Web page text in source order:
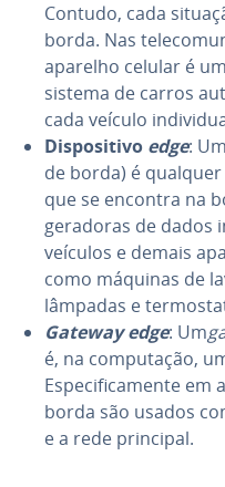
Contudo, cada
borda. Nas
aparelho celular é
sistema de carros
cada veículo
Dis­po­si­tivo edge:
de borda) é
que se encontra na
geradoras de dados
veículos e demais
como máquinas de
lâmpadas e
Gateway edge: Um
é, na com­pu­ta­ção,
Es­pe­ci­fi­ca­mente em
borda são usados
e a rede principal.